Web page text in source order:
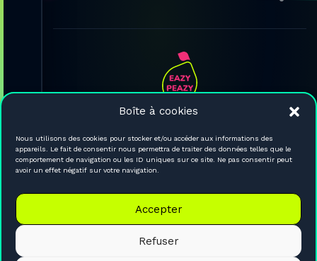
Boîte à cookies
Nous utilisons des cookies pour stocker et/ou accéder aux informations des
appareils. Le fait de consentir nous permettra de traiter des données telles que le
comportement de navigation ou les ID uniques sur ce site. Ne pas consentir peut
avoir un effet négatif sur votre navigation.
Accepter
Refuser
L'agence
Services
Nos créas
Le journal
